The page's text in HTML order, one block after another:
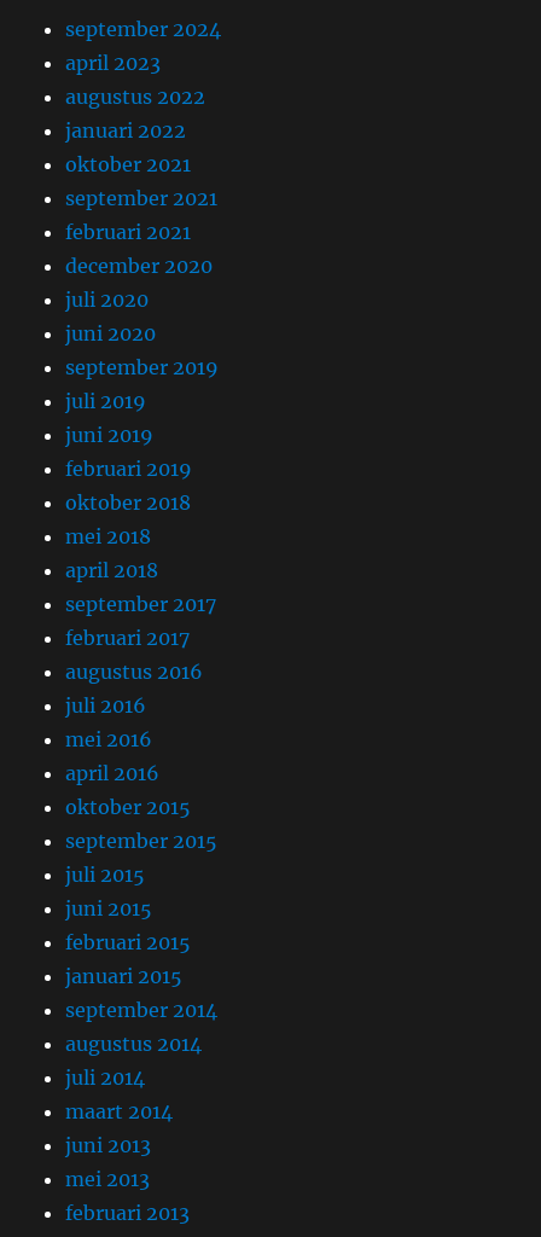
september 2024
april 2023
augustus 2022
januari 2022
oktober 2021
september 2021
februari 2021
december 2020
juli 2020
juni 2020
september 2019
juli 2019
juni 2019
februari 2019
oktober 2018
mei 2018
april 2018
september 2017
februari 2017
augustus 2016
juli 2016
mei 2016
april 2016
oktober 2015
september 2015
juli 2015
juni 2015
februari 2015
januari 2015
september 2014
augustus 2014
juli 2014
maart 2014
juni 2013
mei 2013
februari 2013